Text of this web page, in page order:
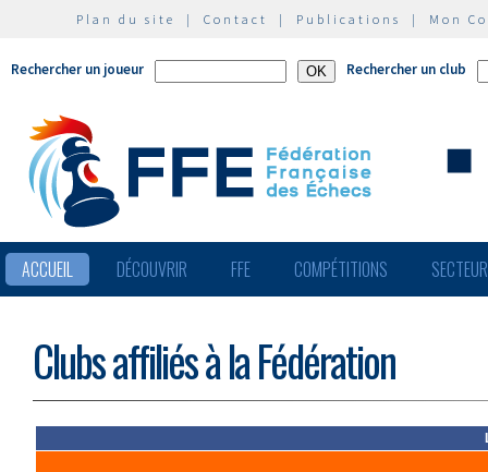
Plan du site | Contact | Publications | Mon
Rechercher un joueur Rechercher un club
ACCUEIL DÉCOUVRIR FFE COMPÉTITIONS
Clubs affiliés à la Fédération